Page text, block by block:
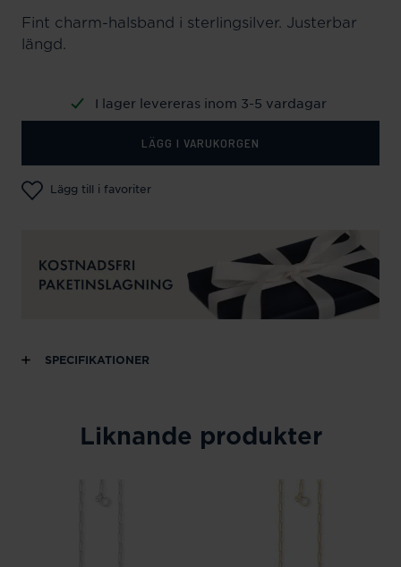
Fint charm-halsband i sterlingsilver. Justerbar
längd.
I lager levereras inom 3-5 vardagar
LÄGG I VARUKORGEN
Lägg till i favoriter
SPECIFIKATIONER
Liknande produkter